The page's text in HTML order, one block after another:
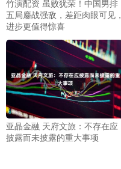
竹演配资 虽败犹荣！中国男排
五局鏖战强敌，差距肉眼可见，
进步更值得惊喜
亚晶金融 天府文旅：不存在应
披露而未披露的重大事项